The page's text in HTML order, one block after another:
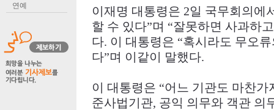
연예 이재명 대통령은 2일 국무회의에
할 수 있다”며 “잘못하면 사과하
다. 이 대통령은 “혹시라도 무오
다”며 이같이 말했다.
이 대통령은 “어느 기관도 마찬가
준사법기관, 공익 의무와 객관 의